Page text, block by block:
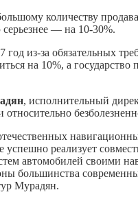
количеству
— на 10-30%.
год из-за обязательных
на 10%, а государство
, исполнительный
реализует
автомобилей своими
большинства
Мурадян.